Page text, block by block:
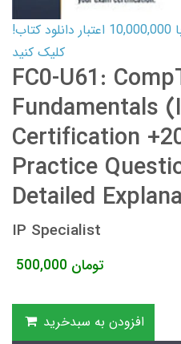
کارت اعتباری کتاب دانلود با 10,000,000 اعتبار دانلود کتاب!
کلیک کنید
FC0-U61:
Fundamentals
Certification
Practice
Detailed
IP Specialist
500,000 تومان
افزودن به سبدخرید